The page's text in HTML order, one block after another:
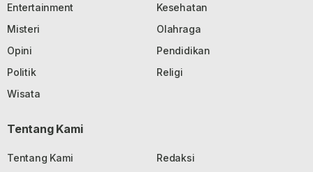
Entertainment
Kesehatan
Misteri
Olahraga
Opini
Pendidikan
Politik
Religi
Wisata
Tentang Kami
Tentang Kami
Redaksi